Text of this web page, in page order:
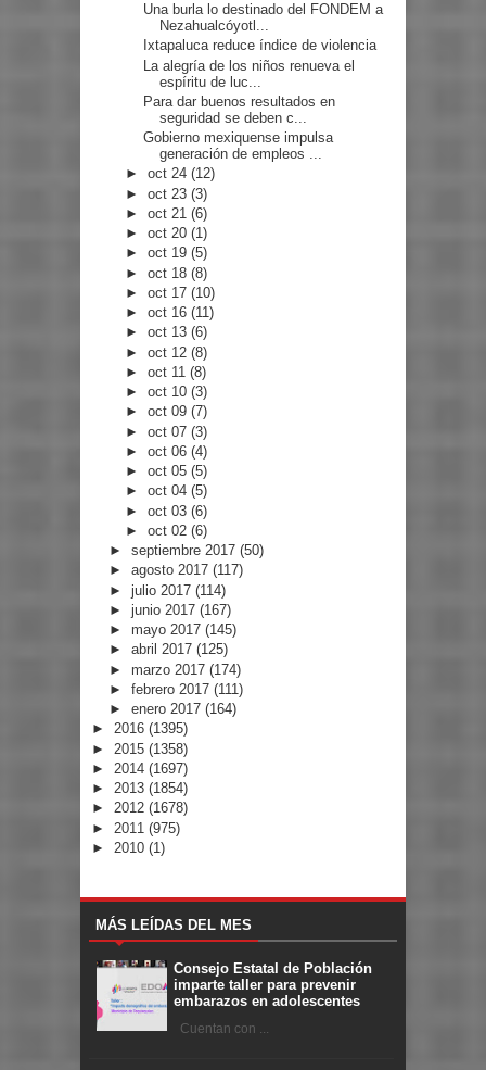
Una burla lo destinado del FONDEM a
Nezahualcóyotl...
Ixtapaluca reduce índice de violencia
La alegría de los niños renueva el
espíritu de luc...
Para dar buenos resultados en
seguridad se deben c...
Gobierno mexiquense impulsa
generación de empleos ...
►oct 24(12)
►oct 23(3)
►oct 21(6)
►oct 20(1)
►oct 19(5)
►oct 18(8)
►oct 17(10)
►oct 16(11)
►oct 13(6)
►oct 12(8)
►oct 11(8)
►oct 10(3)
►oct 09(7)
►oct 07(3)
►oct 06(4)
►oct 05(5)
►oct 04(5)
►oct 03(6)
►oct 02(6)
► septiembre 2017 (50)
► agosto 2017 (117)
► julio 2017 (114)
► junio 2017 (167)
► mayo 2017 (145)
► abril 2017 (125)
► marzo 2017 (174)
► febrero 2017 (111)
► enero 2017 (164)
► 2016 (1395)
► 2015 (1358)
► 2014 (1697)
► 2013 (1854)
► 2012 (1678)
► 2011 (975)
► 2010 (1)
MÁS LEÍDAS DEL MES
Consejo Estatal de Población
imparte taller para prevenir
embarazos en adolescentes
Cuentan con ...